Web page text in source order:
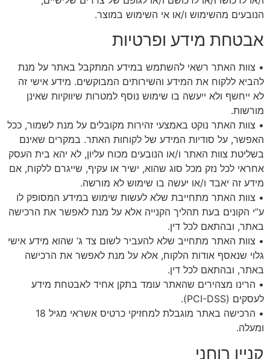
הנובעים מהשימוש ו/או אי השימוש במוצר.
אבטחת מידע ופרטיות
• צוות האתר רשאי להשתמש במידע המתקבל באתר על מנת
להביא ללקוח את המידע והשירותים המבוקשים. מידע אישי זה
לא ייחשף ולא ייעשה בו שימוש נוסף למטרות שיווקיות שאינן
מורשות.
• צוות האתר נוקט באמצעי זהירות מקובלים על מנת לשמור, ככל
האפשר, על סודיות המידע של לקוחות האתר. במקרים שאינם
בשליטת צוות האתר ו/או הנובעים מכוח עליון, לא יהא בית העסק
אחראי לכל נזק מכל סוג שהוא, ישיר או עקיף, שייגרם ללקוח, אם
מידע זה יאבד ו/או יעשה בו שימוש לא מורשה.
• צוות האתר מתחייבת שלא לעשות שימוש במידע המסופק לו
ע”י הקונים בעת תהליך הקנייה אלא על מנת לאפשר את הרכישה
באתר, ובהתאם לכל דין.
• צוות האתר מתחייב שלא להעביר לשום צד ג’ שהוא מידע אישי
גלוי שנאסף אודות הלקוח, אלא על מנת לאפשר את הרכישה
באתר, ובהתאם לכל דין.
• הרינו מצהירים שהאתר עומד בתקן אחיד לאבטחת מידע
לעסקים (PCI-DSS).
• הרכישה באתר מוגבלת למחזיקי כרטיס אשראי מגיל 18
ומעלה.
קניין רוחני